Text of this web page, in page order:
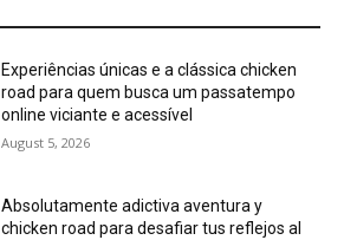
Experiências únicas e a clássica chicken
road para quem busca um passatempo
online viciante e acessível
August 5, 2026
Absolutamente adictiva aventura y
chicken road para desafiar tus reflejos al